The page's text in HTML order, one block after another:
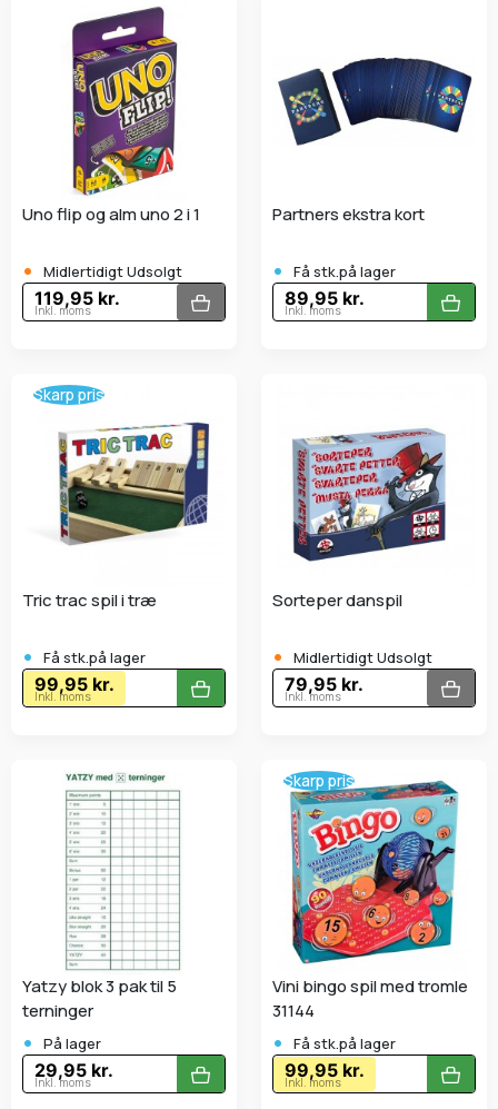
Uno flip og alm uno 2 i 1
• Midlertidigt Udsolgt
119,95 kr.
Inkl. moms
Partners ekstra kort
• Få stk.på lager
89,95 kr.
Inkl. moms
Skarp pris
Tric trac spil i træ
• Få stk.på lager
99,95 kr.
Inkl. moms
Sorteper danspil
• Midlertidigt Udsolgt
79,95 kr.
Inkl. moms
Yatzy blok 3 pak til 5
terninger
• På lager
29,95 kr.
Inkl. moms
Skarp pris
Vini bingo spil med tromle
31144
• Få stk.på lager
99,95 kr.
Inkl. moms